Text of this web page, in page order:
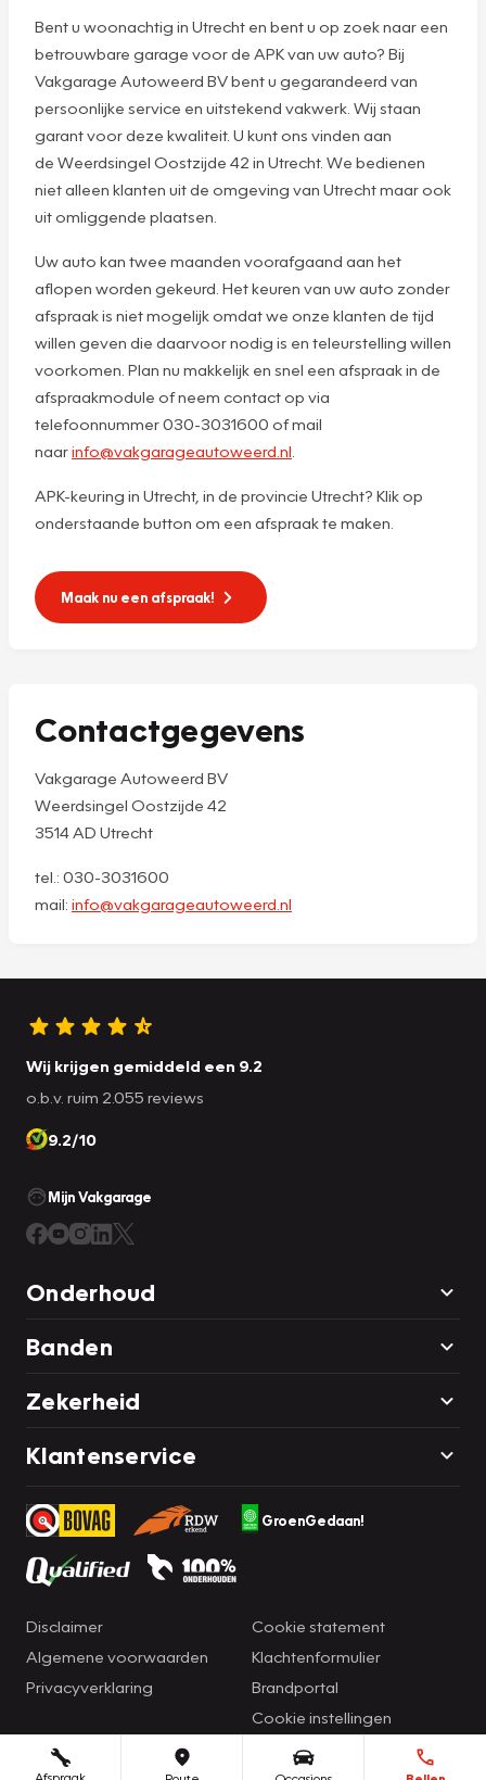
Bent u woonachtig in Utrecht en bent u op zoek naar een
betrouwbare garage voor de APK van uw auto? Bij
Vakgarage Autoweerd BV bent u gegarandeerd van
persoonlijke service en uitstekend vakwerk. Wij staan
garant voor deze kwaliteit. U kunt ons vinden aan
de Weerdsingel Oostzijde 42 in Utrecht. We bedienen
niet alleen klanten uit de omgeving van Utrecht maar ook
uit omliggende plaatsen.
Uw auto kan twee maanden voorafgaand aan het
aflopen worden gekeurd. Het keuren van uw auto zonder
afspraak is niet mogelijk omdat we onze klanten de tijd
willen geven die daarvoor nodig is en teleurstelling willen
voorkomen. Plan nu makkelijk en snel een afspraak in de
afspraakmodule of neem contact op via
telefoonnummer 030-3031600 of mail
naarinfo@vakgarageautoweerd.nl
APK-keuring in Utrecht, in de provincie Utrecht? Klik op
onderstaande button om een afspraak te maken.
Maak nu een afspraak!
Contactgegevens
Vakgarage Autoweerd BV
Weerdsingel Oostzijde 42
3514 AD Utrecht
tel.: 030-3031600
mail: info@vakgarageautoweerd.nl
Wij krijgen gemiddeld een 9.2
o.b.v. ruim 2.055 reviews
9.2/10
Mijn Vakgarage
Onderhoud
Banden
Zekerheid
Klantenservice
GroenGedaan!
Disclaimer
Algemene voorwaarden
Privacyverklaring
Cookie statement
Klachtenformulier
Brandportal
Cookie instellingen